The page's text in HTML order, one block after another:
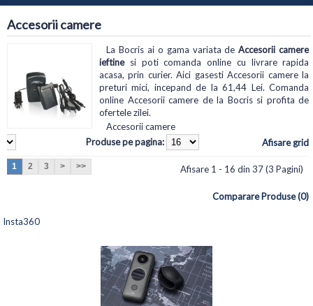
Accesorii camere
La Bocris ai o gama variata deAccesorii camere
ieftinesi poti comanda online cu livrare rapida
acasa, prin curier. Aici gasesti Accesorii camere la
preturi mici, incepand de la 61,44 Lei. Comanda
online Accesorii camere de la Bocris si profita de
ofertele zilei.
Accesorii camere
Produse pe pagina:
Afisare grid
1 2 3 > >> Afisare 1 - 16 din 37 (3 Pagini)
Comparare Produse (0)
Insta360